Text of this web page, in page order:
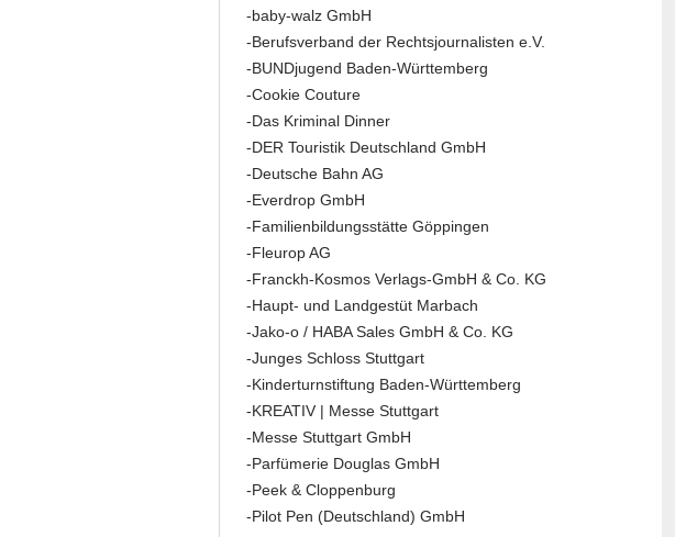
-baby-walz GmbH
-Berufsverband der Rechtsjournalisten e.V.
-BUNDjugend Baden-Württemberg
-Cookie Couture
-Das Kriminal Dinner
-DER Touristik Deutschland GmbH
-Deutsche Bahn AG
-Everdrop GmbH
-Familienbildungsstätte Göppingen
-Fleurop AG
-Franckh-Kosmos Verlags-GmbH & Co. KG
-Haupt- und Landgestüt Marbach
-Jako-o / HABA Sales GmbH & Co. KG
-Junges Schloss Stuttgart
-Kinderturnstiftung Baden-Württemberg
-KREATIV | Messe Stuttgart
-Messe Stuttgart GmbH
-Parfümerie Douglas GmbH
-Peek & Cloppenburg
-Pilot Pen (Deutschland) GmbH